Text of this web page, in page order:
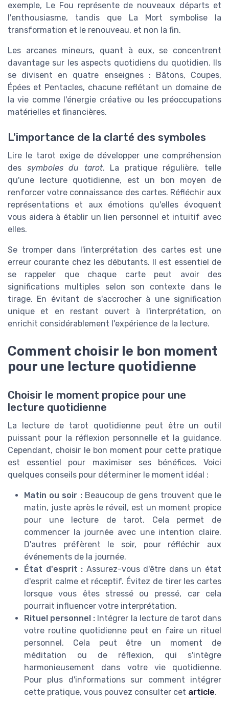
exemple, Le Fou représente de nouveaux départs et
l'enthousiasme, tandis que La Mort symbolise la
transformation et le renouveau, et non la fin.
Les arcanes mineurs, quant à eux, se concentrent
davantage sur les aspects quotidiens du quotidien. Ils
se divisent en quatre enseignes : Bâtons, Coupes,
Épées et Pentacles, chacune reflétant un domaine de
la vie comme l'énergie créative ou les préoccupations
matérielles et financières.
L'importance de la clarté des symboles
Lire le tarot exige de développer une compréhension
des symboles du tarot. La pratique régulière, telle
qu'une lecture quotidienne, est un bon moyen de
renforcer votre connaissance des cartes. Réfléchir aux
représentations et aux émotions qu'elles évoquent
vous aidera à établir un lien personnel et intuitif avec
elles.
Se tromper dans l'interprétation des cartes est une
erreur courante chez les débutants. Il est essentiel de
se rappeler que chaque carte peut avoir des
significations multiples selon son contexte dans le
tirage. En évitant de s'accrocher à une signification
unique et en restant ouvert à l'interprétation, on
enrichit considérablement l'expérience de la lecture.
Comment choisir le bon moment
pour une lecture quotidienne
Choisir le moment propice pour une
lecture quotidienne
La lecture de tarot quotidienne peut être un outil
puissant pour la réflexion personnelle et la guidance.
Cependant, choisir le bon moment pour cette pratique
est essentiel pour maximiser ses bénéfices. Voici
quelques conseils pour déterminer le moment idéal :
Matin ou soir :Beaucoup de gens trouvent que le
matin, juste après le réveil, est un moment propice
pour une lecture de tarot. Cela permet de
commencer la journée avec une intention claire.
D'autres préfèrent le soir, pour réfléchir aux
événements de la journée.
État d'esprit : Assurez-vous d'être dans un état
d'esprit calme et réceptif. Évitez de tirer les cartes
lorsque vous êtes stressé ou pressé, car cela
pourrait influencer votre interprétation.
Rituel personnel : Intégrer la lecture de tarot dans
votre routine quotidienne peut en faire un rituel
personnel. Cela peut être un moment de
méditation ou de réflexion, qui s'intègre
harmonieusement dans votre vie quotidienne.
Pour plus d'informations sur comment intégrer
cette pratique, vous pouvez consulter cet article.